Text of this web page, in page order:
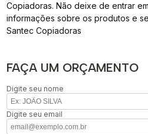
Copiadoras. Não deixe de entrar
informações sobre os produtos e
Santec Copiadoras
FAÇA UM ORÇAMENTO
Digite seu nome
Digite seu email